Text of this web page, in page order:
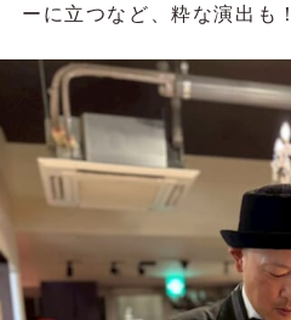
ーに立つなど、粋な演出も！